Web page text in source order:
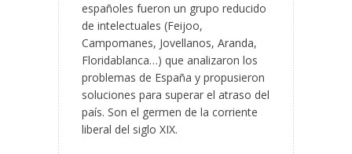
españoles fueron un grupo reducido
de intelectuales (Feijoo,
Campomanes, Jovellanos, Aranda,
Floridablanca…) que analizaron los
problemas de España y propusieron
soluciones para superar el atraso del
país. Son el germen de la corriente
liberal del siglo XIX.